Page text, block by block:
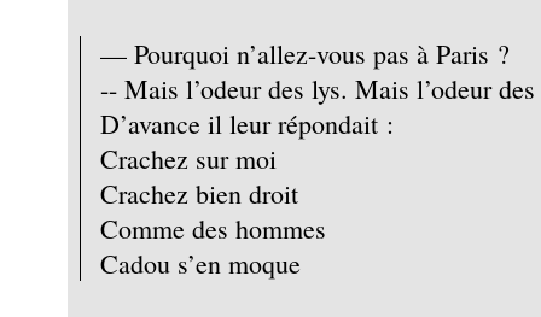
— Pourquoi n’allez-vous pas à Paris ?
-- Mais l’odeur des lys. Mais l’odeur
D’avance il leur répondait :
Crachez sur moi
Crachez bien droit
Comme des hommes
Cadou s’en moque